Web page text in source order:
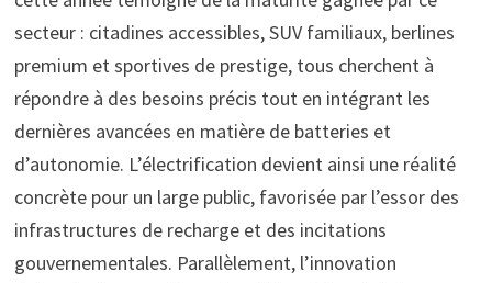
secteur : citadines accessibles, SUV familiaux, berlines
premium et sportives de prestige, tous cherchent à
répondre à des besoins précis tout en intégrant les
dernières avancées en matière de batteries et
d’autonomie. L’électrification devient ainsi une réalité
concrète pour un large public, favorisée par l’essor des
infrastructures de recharge et des incitations
gouvernementales. Parallèlement, l’innovation